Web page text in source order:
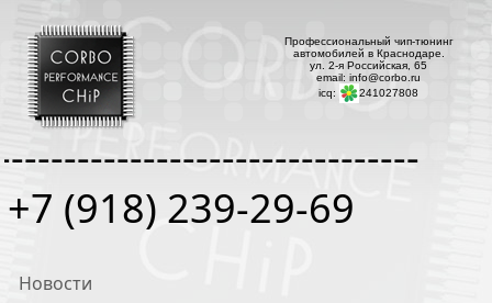
+7 (918) 239-29-69
Профессиональный чип-тюнинг
автомобилей в Краснодаре.
ул. 2-я Российская, 65
email: info@corbo.ru
icq:
241027808
Новости